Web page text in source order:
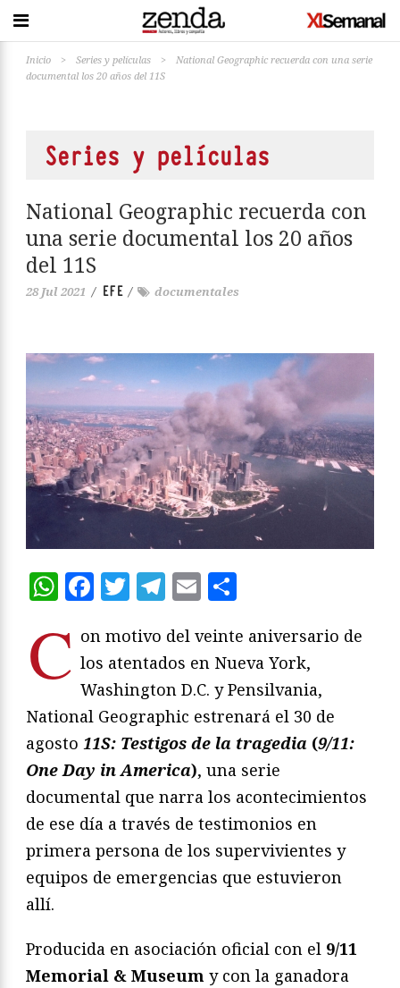
Inicio > Series y películas >
National Geographic recuerda con una serie
documental los 20 años del 11S
Series y películas
National Geographic recuerda con
una serie documental los 20 años
del 11S
28 Jul 2021 / EFE / documentales
WhatsApp
Facebook
Twitter
Telegram
Email
C on motivo del veinte aniversario de
los atentados en Nueva York,
Washington D.C. y Pensilvania,
National Geographic estrenará el 30 de
agosto 11S: Testigos de la tragedia (9/11:
One Day in America), una serie
documental que narra los acontecimientos
de ese día a través de testimonios en
primera persona de los supervivientes y
equipos de emergencias que estuvieron
allí.
Producida en asociación oficial con el 9/11
Memorial & Museum y con la ganadora